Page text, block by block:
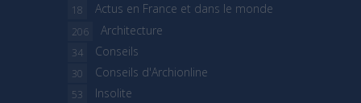
Actus en France et dans le monde
18
Architecture
206
Conseils
34
Conseils d'Archionline
30
Insolite
53